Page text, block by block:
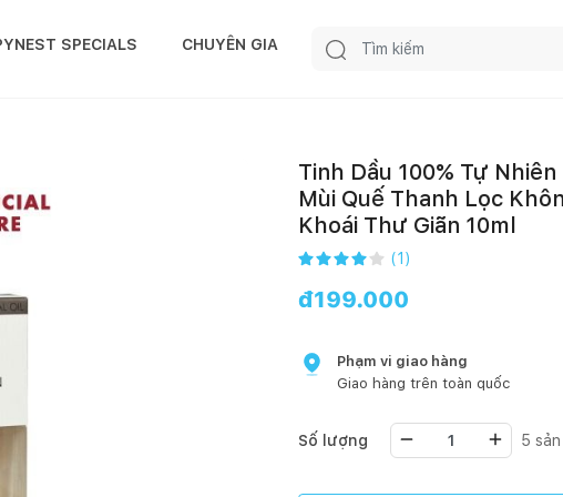
SPECIALS CHUYÊN GIA
Tinh Dầu 100% Tự Nhiên
Mùi Quế Thanh Lọc
Khoái Thư Giãn 10ml
(1 )
đ199.000
Phạm vi giao hàng
Giao hàng trên toàn quốc
Số lượng 5